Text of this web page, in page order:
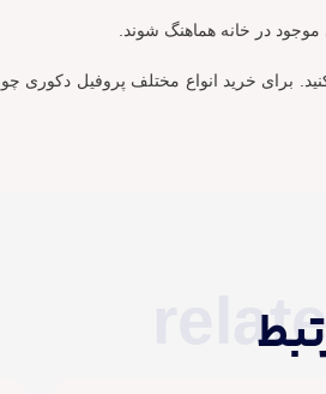
در خانه هماهنگ شوند.
برای خرید انواع مختلف پروفیل دکوری